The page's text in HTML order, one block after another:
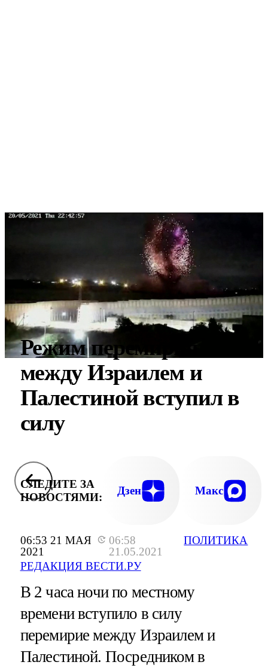
06:53 21 МАЯ
2021
06:58
21.05.2021
РЕДАКЦИЯ ВЕСТИ.РУ
ПОЛИТИКА
Режим перемирия
между Израилем и
Палестиной вступил в
силу
СЛЕДИТЕ ЗА
НОВОСТЯМИ:
Дзен Макс
В 2 часа ночи по местному
времени вступило в силу
перемирие между Израилем и
Палестиной. Посредником в